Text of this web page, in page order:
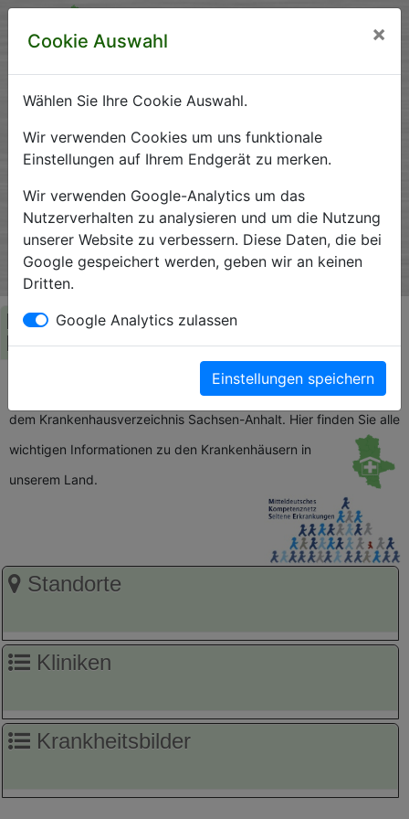
Krankenhausverzeichnis
Sachsen-Anhalt
Ein Service der Krankenhausgesellschaft Sachsen-Anhalt
e.V.
Herzlich Willkommen auf den Seiten der
Krankenhäuser Sachsen-Anhalts
Die Krankenhausgesellschaft Sachsen-Anhalt begrüßt Sie auf
dem Krankenhausverzeichnis Sachsen-Anhalt. Hier finden Sie alle
wichtigen Informationen zu den Krankenhäusern in
unserem Land.
Standorte
Kliniken
Krankheitsbilder
Cookie Auswahl ×
Wählen Sie Ihre Cookie Auswahl.
Wir verwenden Cookies um uns funktionale
Einstellungen auf Ihrem Endgerät zu merken.
Wir verwenden Google-Analytics um das
Nutzerverhalten zu analysieren und um die Nutzung
unserer Website zu verbessern. Diese Daten, die bei
Google gespeichert werden, geben wir an keinen
Dritten.
Google Analytics zulassen
Einstellungen speichern